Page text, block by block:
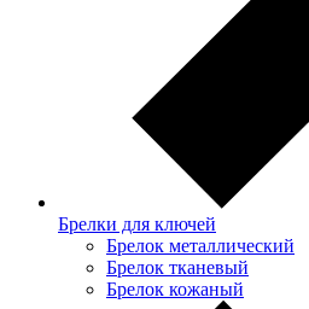
Брелки для ключей
Брелок металлический
Брелок тканевый
Брелок кожаный